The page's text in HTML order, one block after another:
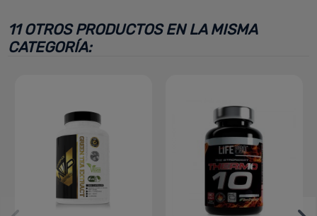
11 OTROS PRODUCTOS EN LA MISMA
CATEGORÍA: